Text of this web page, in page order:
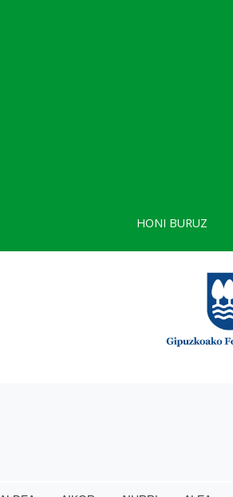
HONI BURUZ